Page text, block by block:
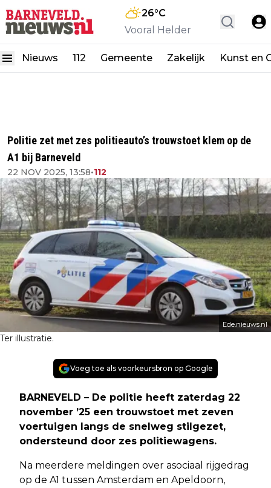
26°C
Vooral Helder
Nieuws 112 Gemeente Zakelijk Kunst en
Politie zet met zes politieauto’s trouwstoet klem op de
A1 bij Barneveld
22 NOV 2025, 13:58•112
Ede.nieuws.nl
Ter illustratie.
Voeg toe als voorkeursbron op Google
BARNEVELD – De politie heeft zaterdag 22
november ’25 een trouwstoet met zeven
voertuigen langs de snelweg stilgezet,
ondersteund door zes politiewagens.
Na meerdere meldingen over asociaal rijgedrag
op de A1 tussen Amsterdam en Apeldoorn,